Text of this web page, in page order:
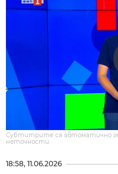
Субтитрите са автоматично
неточности.
18:58, 11.06.2026